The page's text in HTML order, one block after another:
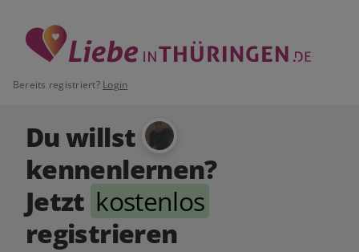
Bereits registriert? Login
Du willst
kennenlernen?
Jetzt kostenlos
registrieren